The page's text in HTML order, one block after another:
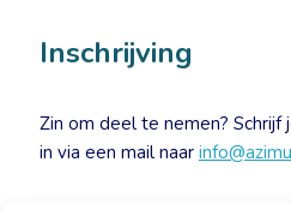
Inschrijving
Zin om deel te nemen? Schrijf
in via een mail naar